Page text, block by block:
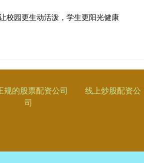
校园更生动活泼，学生更阳光健康
规的股票配资公司
线上炒股配资公
司